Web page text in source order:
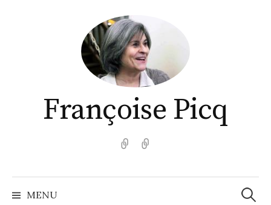
Françoise Picq
English
MENU